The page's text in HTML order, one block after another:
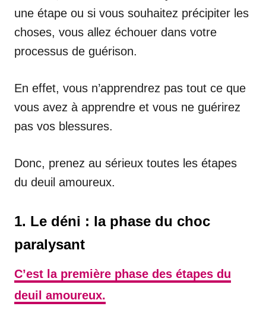
une étape ou si vous souhaitez précipiter les
choses, vous allez échouer dans votre
processus de guérison.
En effet, vous n’apprendrez pas tout ce que
vous avez à apprendre et vous ne guérirez
pas vos blessures.
Donc, prenez au sérieux toutes les étapes
du deuil amoureux.
1. Le déni : la phase du choc
paralysant
C’est la première phase des étapes du
deuil amoureux.